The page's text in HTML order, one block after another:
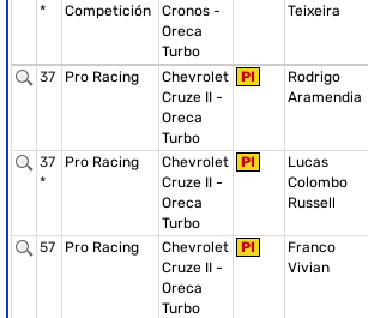
*
Competición
Cronos -
Oreca
Turbo
Teixeira
37 Pro Racing
Chevrolet
Cruze II -
Oreca
Turbo
PI
Rodrigo
Aramendia
37
*
Pro Racing
Chevrolet
Cruze II -
Oreca
Turbo
PI
Lucas
Colombo
Russell
57 Pro Racing
Chevrolet
Cruze II -
Oreca
Turbo
PI
Franco
Vivian